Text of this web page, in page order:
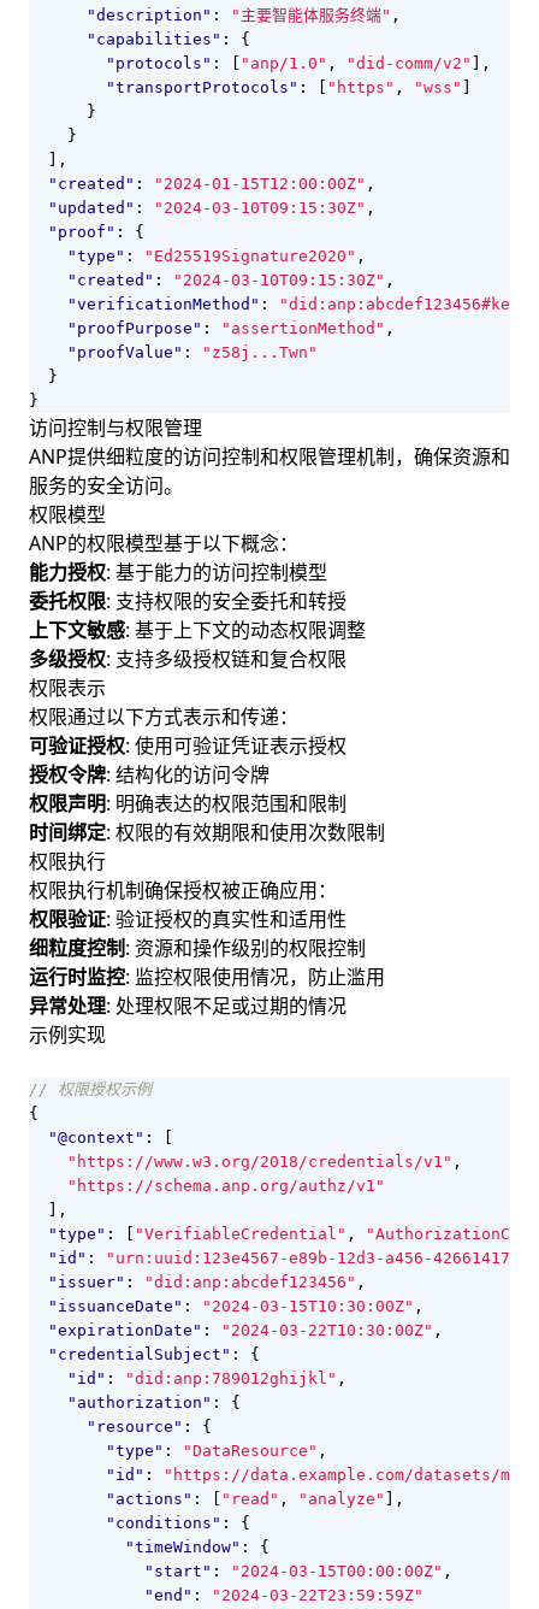
"description" : "主要智能体服务终端" ,
"capabilities" :
{
"protocols" : "anp/1.0" , "did-comm/v2"
],
"transportProtocols" : "https" , "wss"
}
}
],
"created" : "2024-01-15T12:00:00Z" ,
"updated" : "2024-03-10T09:15:30Z" ,
"proof" :
{
"type" : "Ed25519Signature2020" ,
"created" : "2024-03-10T09:15:30Z" ,
"verificationMethod" :
"did:anp:abcdef123456#key-
"proofPurpose" : "assertionMethod" ,
"proofValue" :
"z58j...Twn"
}
}
访问控制与权限管理
ANP提供细粒度的访问控制和权限管理机制，确保资源和
服务的安全访问。
权限模型
ANP的权限模型基于以下概念：
能力授权: 基于能力的访问控制模型
委托权限: 支持权限的安全委托和转授
上下文敏感: 基于上下文的动态权限调整
多级授权: 支持多级授权链和复合权限
权限表示
权限通过以下方式表示和传递：
可验证授权: 使用可验证凭证表示授权
授权令牌: 结构化的访问令牌
权限声明: 明确表达的权限范围和限制
时间绑定: 权限的有效期限和使用次数限制
权限执行
权限执行机制确保授权被正确应用：
权限验证: 验证授权的真实性和适用性
细粒度控制: 资源和操作级别的权限控制
运行时监控: 监控权限使用情况，防止滥用
异常处理: 处理权限不足或过期的情况
示例实现
{
"@context" :
"https://www.w3.org/2018/credentials/v1" ,
"https://schema.anp.org/authz/v1"
],
"type" : "VerifiableCredential" ,
"id" :
"urn:uuid:123e4567-e89b-12d3-a456-
"issuer" : "did:anp:abcdef123456" ,
"issuanceDate" : "2024-03-15T10:30:00Z" ,
"expirationDate" : "2024-03-22T10:30:00Z" ,
"credentialSubject" :
{
"id" : "did:anp:789012ghijkl" ,
"authorization" :
{
"resource" :
{
"type" : "DataResource" ,
"id" :
"https://data.example.com/datasets/
"actions" : "read" , "analyze"
],
"conditions" :
{
"timeWindow" :
{
"start" : "2024-03-15T00:00:00Z" ,
"end" :
"2024-03-22T23:59:59Z"